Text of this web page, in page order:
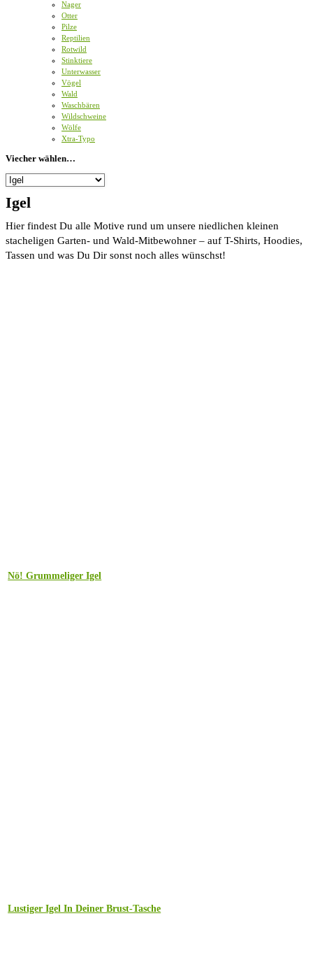
Igel
Hier findest Du alle Motive rund um unsere niedlichen kleinen
stacheligen Garten- und Wald-Mitbewohner – auf T-Shirts, Hoodies,
Tassen und was Du Dir sonst noch alles wünschst!
Nö! Grummeliger Igel
Lustiger Igel In Deiner Brust-Tasche
Nager
Otter
Pilze
Reptilien
Rotwild
Stinktiere
Unterwasser
Vögel
Wald
Waschbären
Wildschweine
Wölfe
Xtra-Typo
Viecher wählen…
Viecher
wählen…